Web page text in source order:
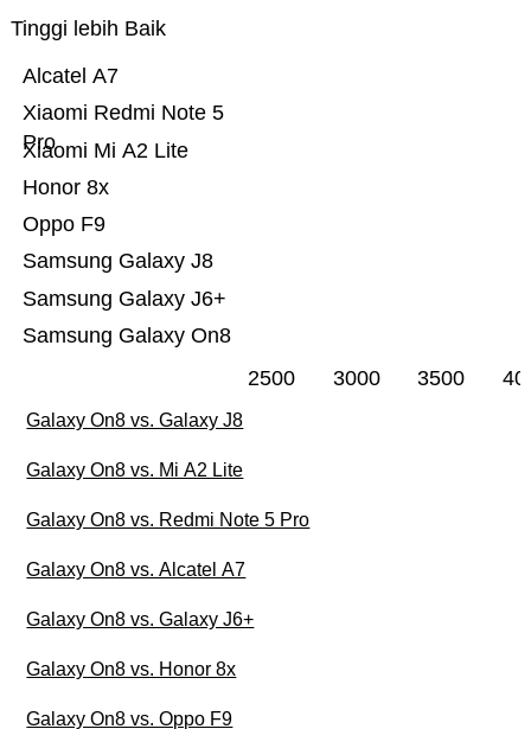
Tinggi lebih Baik
Samsung Galaxy On8
Samsung Galaxy J6+
Samsung Galaxy J8
Oppo F9
Honor 8x
Xiaomi Mi A2 Lite
Xiaomi Redmi Note 5
Pro
Alcatel A7
2500 3000 3500
Galaxy On8 vs. Galaxy J8
Galaxy On8 vs. Mi A2 Lite
Galaxy On8 vs. Redmi Note 5 Pro
Galaxy On8 vs. Alcatel A7
Galaxy On8 vs. Galaxy J6+
Galaxy On8 vs. Honor 8x
Galaxy On8 vs. Oppo F9